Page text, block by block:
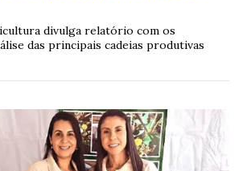
divulga relatório com os
das principais cadeias produtivas